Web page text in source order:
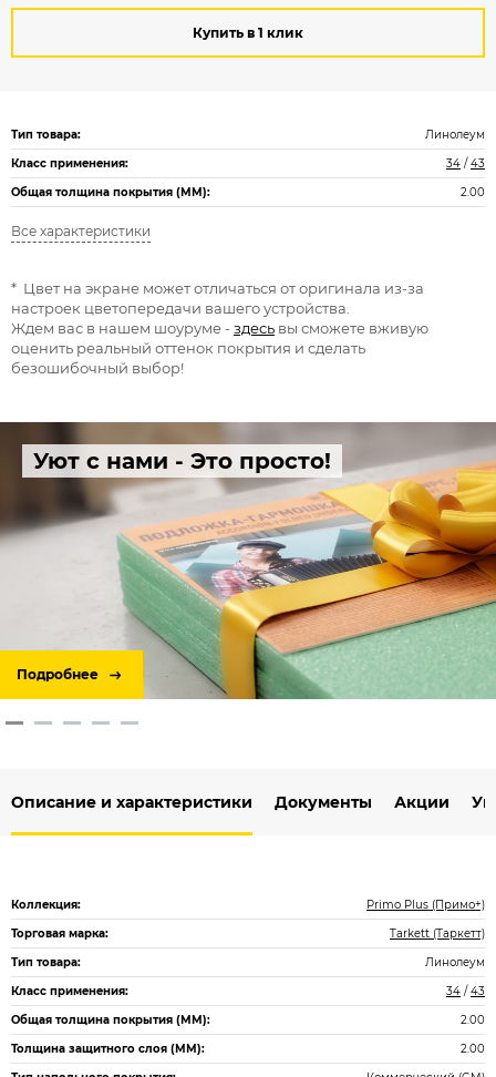
Купить в 1 клик
Тип товара:
Линолеум
Класс применения:
34 /43
Общая толщина покрытия (ММ):
2.00
Все характеристики
* Цвет на экране может отличаться от оригинала из-за
настроек цветопередачи вашего устройства.
Ждем вас в нашем шоуруме -здесь вы сможете вживую
оценить реальный оттенок покрытия и сделать
безошибочный выбор!
Уют с нами - Это просто!
Подробнее
Описание и характеристики Документы Акции
Коллекция:
Primo Plus (Примо+)
Торговая марка:
Tarkett (Таркетт)
Тип товара:
Линолеум
Класс применения:
34 /43
Общая толщина покрытия (ММ):
2.00
Толщина защитного слоя (ММ):
2.00